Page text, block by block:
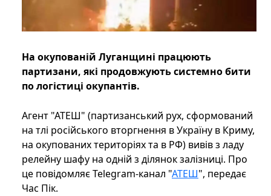
На окупованій Луганщині працюють
партизани, які продовжують системно бити
по логістиці окупантів.
Агент "АТЕШ" (партизанський рух, сформований
на тлі російського вторгнення в Україну в Криму,
на окупованих територіях та в РФ) вивів з ладу
релейну шафу на одній з ділянок залізниці. Про
це повідомляє Telegram-канал "АТЕШ", передає
Час Пік.